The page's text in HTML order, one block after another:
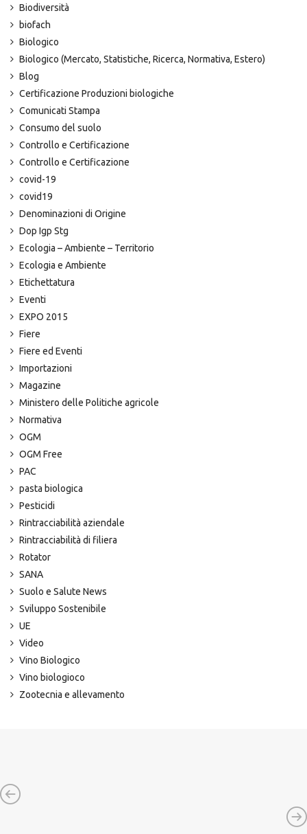
Biodiversità
biofach
Biologico
Biologico (Mercato, Statistiche, Ricerca, Normativa, Estero)
Blog
Certificazione Produzioni biologiche
Comunicati Stampa
Consumo del suolo
Controllo e Certificazione
Controllo e Certificazione
covid-19
covid19
Denominazioni di Origine
Dop Igp Stg
Ecologia – Ambiente – Territorio
Ecologia e Ambiente
Etichettatura
Eventi
EXPO 2015
Fiere
Fiere ed Eventi
Importazioni
Magazine
Ministero delle Politiche agricole
Normativa
OGM
OGM Free
PAC
pasta biologica
Pesticidi
Rintracciabilità aziendale
Rintracciabilità di filiera
Rotator
SANA
Suolo e Salute News
Sviluppo Sostenibile
UE
Video
Vino Biologico
Vino biologioco
Zootecnia e allevamento